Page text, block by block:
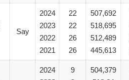
Say
2024
2023
2022
2021
22
22
26
26
507,692
518,695
512,489
445,613
2024
9
504,379